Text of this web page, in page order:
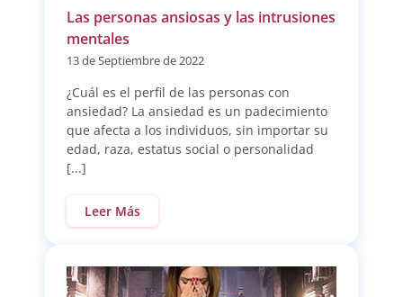
Las personas ansiosas y las intrusiones
mentales
13 de Septiembre de 2022
¿Cuál es el perfil de las personas con
ansiedad? La ansiedad es un padecimiento
que afecta a los individuos, sin importar su
edad, raza, estatus social o personalidad
[...]
Leer Más